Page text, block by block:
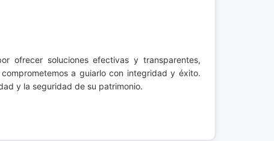
ofrecer soluciones efectivas y transparentes,
a guiarlo con integridad y éxito.
y la seguridad de su patrimonio.